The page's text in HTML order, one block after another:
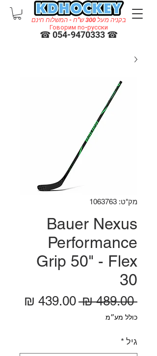
בקניה מעל 300 ש"ח - המשלוח חינם
☎ 054-9470333 ☎
מק"ט: 1063763
Bauer Nexus
Performance
Grip 50" - Flex
30
‏489.00 ‏₪ מחיר רגיל
כולל מע״מ
גיל *